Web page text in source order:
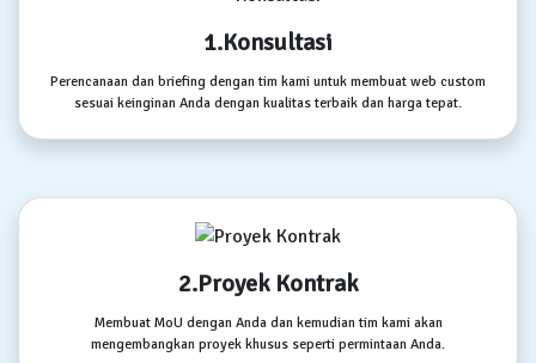
1.Konsultasi
Perencanaan dan briefing dengan tim kami untuk membuat web custom
sesuai keinginan Anda dengan kualitas terbaik dan harga tepat.
2.Proyek Kontrak
Membuat MoU dengan Anda dan kemudian tim kami akan
mengembangkan proyek khusus seperti permintaan Anda.